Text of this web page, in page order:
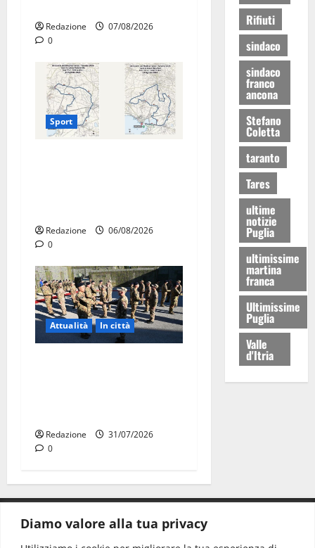
Diamo valore alla tua privacy
Redazione
07/08/2026
0
Sport
Redazione
06/08/2026
0
Attualità In città
Redazione
31/07/2026
0
Rifiuti
sindaco
sindaco
franco
ancona
Stefano
Coletta
taranto
Tares
ultime
notizie
Puglia
ultimissime
martina
franca
Ultimissime
Puglia
Valle
d'Itria
CONTATTI.